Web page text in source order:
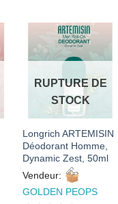
AJOUTER
FAVORIS
RUPTURE DE
STOCK
Longrich ARTEMISIN
Déodorant Homme,
Dynamic Zest, 50ml
Vendeur:
GOLDEN PEOPS